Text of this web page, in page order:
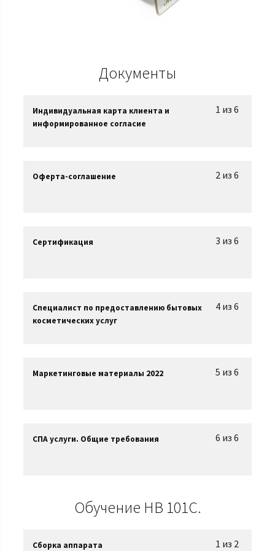
Документы
1 из 6
Индивидуальная карта клиента и
информированное согласие
2 из 6
Оферта-соглашение
3 из 6
Сертификация
4 из 6
Специалист по предоставлению бытовых
косметических услуг
5 из 6
Маркетинговые материалы 2022
6 из 6
СПА услуги. Общие требования
Обучение HB 101C.
1 из 2
Сборка аппарата